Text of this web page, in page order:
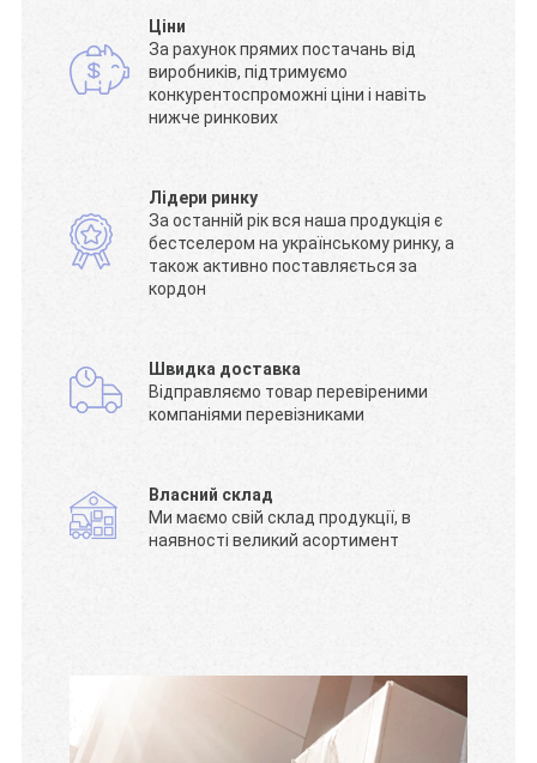
Ціни
За рахунок прямих постачань від
виробників, підтримуємо
конкурентоспроможні ціни і навіть
нижче ринкових
Лідери ринку
За останній рік вся наша продукція є
бестселером на українському ринку, а
також активно поставляється за
кордон
Швидка доставка
Відправляємо товар перевіреними
компаніями перевізниками
Власний склад
Ми маємо свій склад продукції, в
наявності великий асортимент